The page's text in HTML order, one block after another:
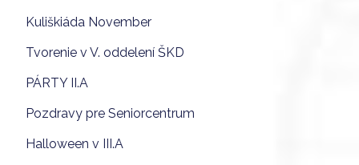
Kuliškiáda November
Tvorenie v V. oddelení ŠKD
PÁRTY II.A
Pozdravy pre Seniorcentrum
Halloween v III.A